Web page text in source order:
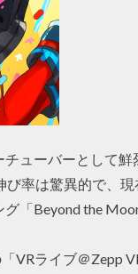
ューバーとして鮮
率は驚異的で、
「Beyond the
VRライブ＠Zepp